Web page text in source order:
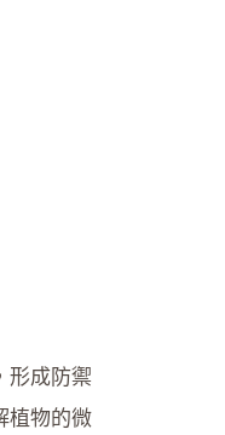
形成防禦
植物的微